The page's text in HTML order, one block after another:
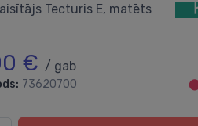
Tecturis E, matēts
€ / gab
73620700